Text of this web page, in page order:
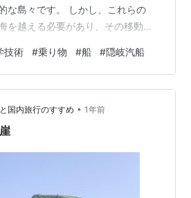
な島々です。 しかし、これらの
を越える必要があり、その移動を
っては生活を支える重要な交通手
事では、隠岐汽船の基本情報から
ポイントまで、初めて隠岐を訪れ
解説します。 🚢 隠岐汽船とは？
本土と隠岐諸島を結ぶ定期航路を
技術 #乗り物 #船 #隠岐汽船
国内旅行のすすめ • 1年前